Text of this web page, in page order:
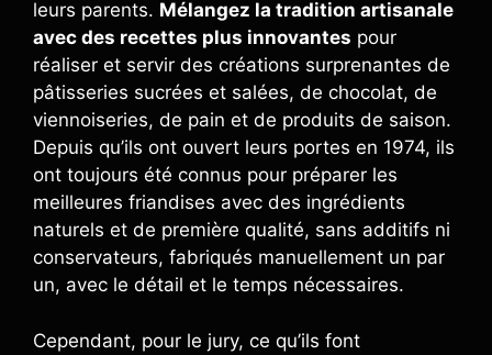
leurs parents. Mélangez la tradition artisanale
avec des recettes plus innovantes pour
réaliser et servir des créations surprenantes de
pâtisseries sucrées et salées, de chocolat, de
viennoiseries, de pain et de produits de saison.
Depuis qu’ils ont ouvert leurs portes en 1974, ils
ont toujours été connus pour préparer les
meilleures friandises avec des ingrédients
naturels et de première qualité, sans additifs ni
conservateurs, fabriqués manuellement un par
un, avec le détail et le temps nécessaires.
Cependant, pour le jury, ce qu’ils font